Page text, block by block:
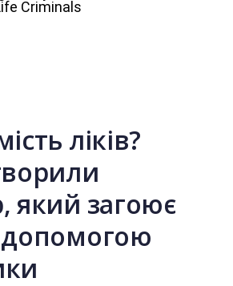
ліків?
який загоює
допомогою